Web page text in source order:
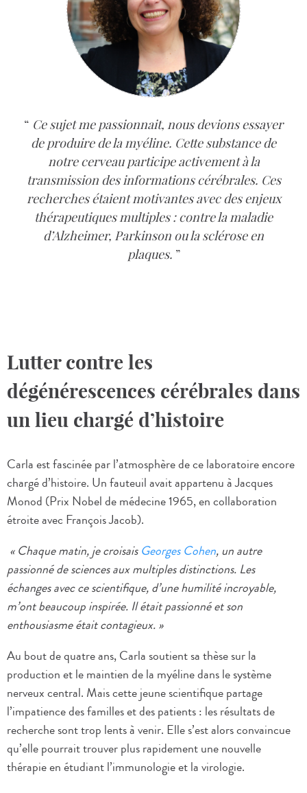
Ce sujet me passionnait, nous devions essayer
de produire de la myéline. Cette substance de
notre cerveau participe activement à la
transmission des informations cérébrales. Ces
recherches étaient motivantes avec des enjeux
thérapeutiques multiples : contre la maladie
d’Alzheimer, Parkinson ou la sclérose en
plaques.
Lutter contre les
dégénérescences cérébrales dans
un lieu chargé d’histoire
Carla est fascinée par l’atmosphère de ce laboratoire encore
chargé d’histoire. Un fauteuil avait appartenu à Jacques
Monod (Prix Nobel de médecine 1965, en collaboration
étroite avec François Jacob).
« Chaque matin, je croisaisGeorges Cohen,un autre
passionné de sciences aux multiples distinctions. Les
échanges avec ce scientifique, d’une humilité incroyable,
m’ont beaucoup inspirée. Il était passionné et son
enthousiasme était contagieux. »
Au bout de quatre ans, Carla soutient sa thèse sur la
production et le maintien de la myéline dans le système
nerveux central. Mais cette jeune scientifique partage
l’impatience des familles et des patients : les résultats de
recherche sont trop lents à venir. Elle s’est alors convaincue
qu’elle pourrait trouver plus rapidement une nouvelle
thérapie en étudiant l’immunologie et la virologie.